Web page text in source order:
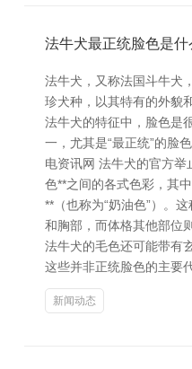
法牛犬最正统脸色是什
法牛犬，又称法国斗牛犬
珍犬种，以其特有的外貌
法牛犬的特征中，脸色是
一，尤其是“最正统”的脸
电资讯网 法牛犬的官方举
色**之间的各式色彩，其
**（也称为“奶油色”）。
和胸部，而体格其他部位
法牛犬的毛色还可能带有
这些并非正统脸色的主要
新闻动态